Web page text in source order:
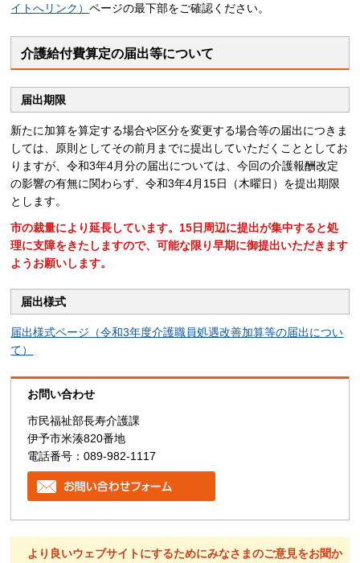
イトへリンク）ページの最下部をご確認ください。
介護給付費算定の届出等について
届出期限
新たに加算を算定する場合や区分を変更する場合等の届出につきま
しては、原則としてその前月までに提出していただくこととしてお
りますが、令和3年4月分の届出については、今回の介護報酬改定
の影響の有無に関わらず、令和3年4月15日（木曜日）を提出期限
とします。
市の裁量により延長しています。15日周辺に提出が集中すると処
理に支障をきたしますので、可能な限り早期に御提出いただきます
ようお願いします。
届出様式
届出様式ページ（令和3年度介護職員処遇改善加算等の届出につい
て）
お問い合わせ
市民福祉部長寿介護課
伊予市米湊820番地
電話番号：089-982-1117
より良いウェブサイトにするためにみなさまのご意見をお聞か